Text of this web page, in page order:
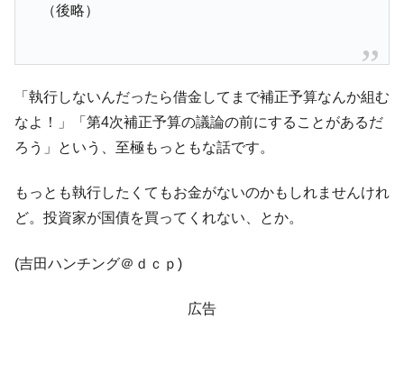
他人事のような発言。
『Money1』
韓国･加徳島新国際空港「またも暗礁」の危
『Money1』
【速報】韓国株式市場の暴落・本日07月29
日(水)もサイドカー・サーキットブレイカーの二段コンボ
『Money1』
IT産業は人を雇用する効果は低い。全産業の
半分未満しか雇用を生まない
Fact1
日本の誇る海洋資源調査船『白嶺』は先進技術の
夏の甲子園、優勝校を最も多く輩出している都道
（後略）
「執行しないんだったら借金してまで補正予算なんか組む
なよ！」「第4次補正予算の議論の前にすることがあるだ
ろう」という、至極もっともな話です。
もっとも執行したくてもお金がないのかもしれませんけれ
ど。投資家が国債を買ってくれない、とか。
(吉田ハンチング＠ｄｃｐ)
広告